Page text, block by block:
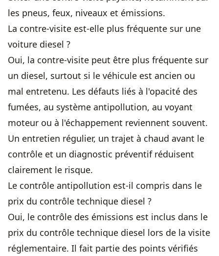
les pneus, feux, niveaux et émissions.
La contre-visite est-elle plus fréquente sur une
voiture diesel ?
Oui, la contre-visite peut être plus fréquente sur
un diesel, surtout si le véhicule est ancien ou
mal entretenu. Les défauts liés à l'opacité des
fumées, au système antipollution, au voyant
moteur ou à l'échappement reviennent souvent.
Un entretien régulier, un trajet à chaud avant le
contrôle et un diagnostic préventif réduisent
clairement le risque.
Le contrôle antipollution est-il compris dans le
prix du contrôle technique diesel ?
Oui, le contrôle des émissions est inclus dans le
prix du contrôle technique diesel lors de la visite
réglementaire. Il fait partie des points vérifiés